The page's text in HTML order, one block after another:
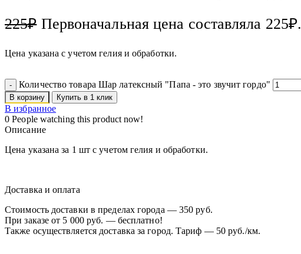
225₽ Первоначальная цена составляла 225₽.
Цена указана с учетом гелия и обработки.
Количество товара Шар латексный "Папа - это звучит гордо"
В корзину Купить в 1 клик
В избранное
0 People watching this product now!
Описание
Цена указана за 1 шт с учетом гелия и обработки.
Доставка и оплата
Стоимость доставки в пределах города — 350 руб.
При заказе от 5 000 руб. — бесплатно!
Также осуществляется доставка за город. Тариф — 50 руб./км.